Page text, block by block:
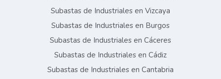
Subastas de Industriales en Vizcaya
Subastas de Industriales en Burgos
Subastas de Industriales en Cáceres
Subastas de Industriales en Cádiz
Subastas de Industriales en Cantabria